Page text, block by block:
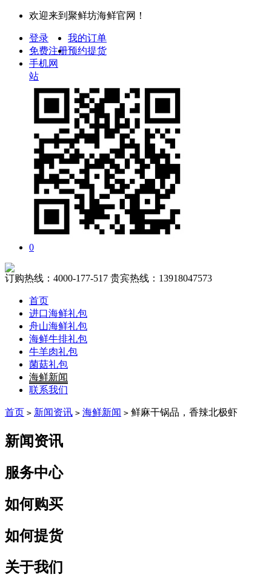
欢迎来到聚鲜坊海鲜官网！
登录
免费注册
我的订单
预约提货
手机网
站
0
订购热线： 4000-177-517 贵宾热线： 13918047573
首页
进口海鲜礼包
舟山海鲜礼包
海鲜牛排礼包
牛羊肉礼包
菌菇礼包
海鲜新闻
联系我们
首页 > 新闻资讯 > 海鲜新闻 > 鲜麻干锅品，香辣北极虾
新闻资讯
服务中心
如何购买
如何提货
关于我们